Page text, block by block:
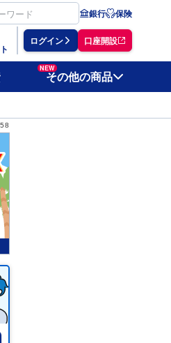
銀行 保険
ログイン 口座開設
NEW
その他の商品